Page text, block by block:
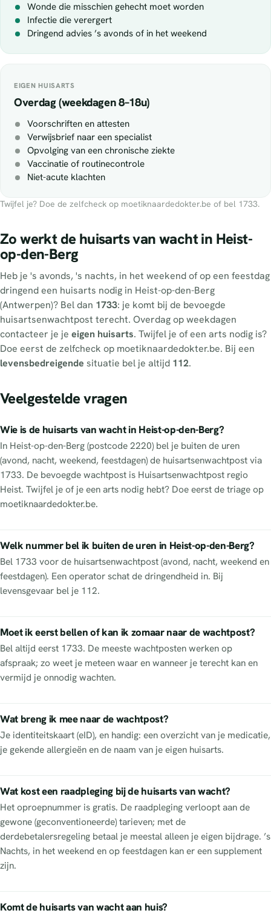
Wonde die misschien gehecht moet worden
Infectie die verergert
Dringend advies ’s avonds of in het weekend
EIGEN HUISARTS
Overdag (weekdagen 8–18u)
Voorschriften en attesten
Verwijsbrief naar een specialist
Opvolging van een chronische ziekte
Vaccinatie of routinecontrole
Niet-acute klachten
Twijfel je? Doe de zelfcheck op moetiknaardedokter.be of bel 1733.
Zo werkt de huisarts van wacht in Heist-
op-den-Berg
Heb je 's avonds, 's nachts, in het weekend of op een feestdag
dringend een huisarts nodig in Heist-op-den-Berg
(Antwerpen)? Bel dan 1733: je komt bij de bevoegde
huisartsenwachtpost terecht. Overdag op weekdagen
contacteer je je eigen huisarts. Twijfel je of een arts nodig is?
Doe eerst de zelfcheck op moetiknaardedokter.be. Bij een
levensbedreigende situatie bel je altijd 112.
Veelgestelde vragen
Wie is de huisarts van wacht in Heist-op-den-Berg?
In Heist-op-den-Berg (postcode 2220) bel je buiten de uren
(avond, nacht, weekend, feestdagen) de huisartsenwachtpost via
1733. De bevoegde wachtpost is Huisartsenwachtpost regio
Heist. Twijfel je of je een arts nodig hebt? Doe eerst de triage op
moetiknaardedokter.be.
Welk nummer bel ik buiten de uren in Heist-op-den-Berg?
Bel 1733 voor de huisartsenwachtpost (avond, nacht, weekend en
feestdagen). Een operator schat de dringendheid in. Bij
levensgevaar bel je 112.
Moet ik eerst bellen of kan ik zomaar naar de wachtpost?
Bel altijd eerst 1733. De meeste wachtposten werken op
afspraak; zo weet je meteen waar en wanneer je terecht kan en
vermijd je onnodig wachten.
Wat breng ik mee naar de wachtpost?
Je identiteitskaart (eID), en handig: een overzicht van je medicatie,
je gekende allergieën en de naam van je eigen huisarts.
Wat kost een raadpleging bij de huisarts van wacht?
Het oproepnummer is gratis. De raadpleging verloopt aan de
gewone (geconventioneerde) tarieven; met de
derdebetalersregeling betaal je meestal alleen je eigen bijdrage. ’s
Nachts, in het weekend en op feestdagen kan er een supplement
zijn.
Komt de huisarts van wacht aan huis?